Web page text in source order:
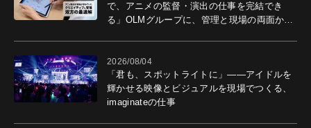
で、アニメの監督・演出の仕事を完結でき
る」OLMグループに、管理と現場の両面から
2026/08/04
「君も、スポットライトに」――アイドルを
輝かせる映像とビジュアルを現場でつくる、
imaginateの仕事